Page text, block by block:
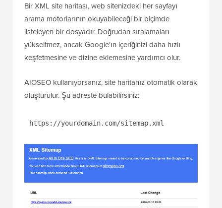
Bir XML site haritası, web sitenizdeki her sayfayı
arama motorlarının okuyabileceği bir biçimde
listeleyen bir dosyadır. Doğrudan sıralamaları
yükseltmez, ancak Google'ın içeriğinizi daha hızlı
keşfetmesine ve dizine eklemesine yardımcı olur.
AIOSEO kullanıyorsanız, site haritanız otomatik olarak
oluşturulur. Şu adreste bulabilirsiniz:
https://yourdomain.com/sitemap.xml